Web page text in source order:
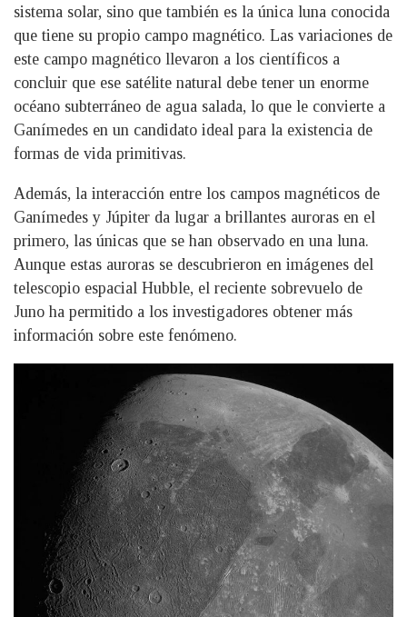
sistema solar, sino que también es la única luna conocida
que tiene su propio campo magnético. Las variaciones de
este campo magnético llevaron a los científicos a
concluir que ese satélite natural debe tener un enorme
océano subterráneo de agua salada, lo que le convierte a
Ganímedes en un candidato ideal para la existencia de
formas de vida primitivas.
Además, la interacción entre los campos magnéticos de
Ganímedes y Júpiter da lugar a brillantes auroras en el
primero, las únicas que se han observado en una luna.
Aunque estas auroras se descubrieron en imágenes del
telescopio espacial Hubble, el reciente sobrevuelo de
Juno ha permitido a los investigadores obtener más
información sobre este fenómeno.